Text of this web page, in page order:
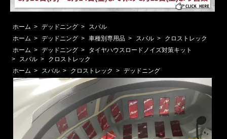
ホーム > デッドニング >
スバル
ホーム > デッドニング > 車種別専用品 > スバル >
クロストレック
ホーム > デッドニング >
タイヤハウスロードノイズ対策キット
>
スバル >
クロストレック
ホーム > スバル > クロストレック > デッドニング